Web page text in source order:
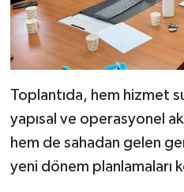
Toplantıda, hem hizmet
yapısal ve operasyonel
hem de sahadan gelen
yeni dönem planlamaları